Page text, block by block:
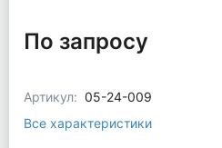
По запросу
Артикул: 05-24-009
Все характеристики